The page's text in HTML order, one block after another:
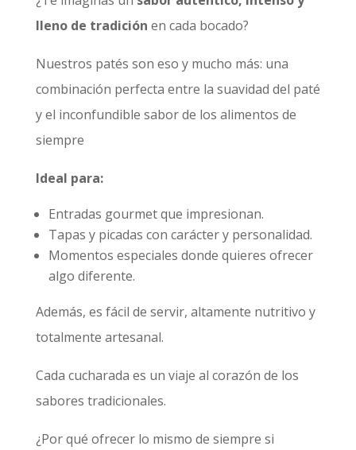
lleno de tradición en cada bocado?
Nuestros patés son eso y mucho más: una
combinación perfecta entre la suavidad del paté
y el inconfundible sabor de los alimentos de
siempre
Ideal para:
Entradas gourmet que impresionan.
Tapas y picadas con carácter y personalidad.
Momentos especiales donde quieres ofrecer
algo diferente.
Además, es fácil de servir, altamente nutritivo y
totalmente artesanal.
Cada cucharada es un viaje al corazón de los
sabores tradicionales.
¿Por qué ofrecer lo mismo de siempre si